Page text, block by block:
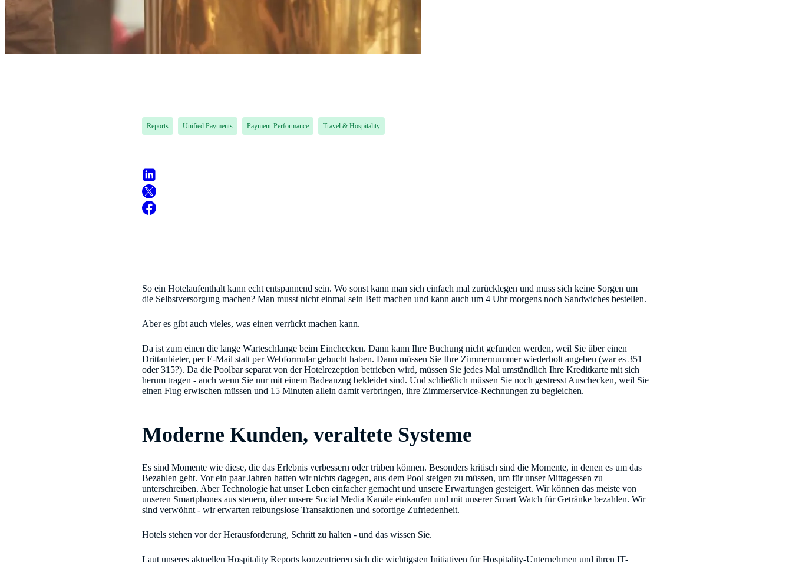
Reports Unified Payments Payment-Performance Travel & Hospitality
So ein Hotelaufenthalt kann echt entspannend sein. Wo sonst kann man sich einfach mal zurücklegen und muss sich keine Sorgen um
die Selbstversorgung machen? Man musst nicht einmal sein Bett machen und kann auch um 4 Uhr morgens noch Sandwiches bestellen.
Aber es gibt auch vieles, was einen verrückt machen kann.
Da ist zum einen die lange Warteschlange beim Einchecken. Dann kann Ihre Buchung nicht gefunden werden, weil Sie über einen
Drittanbieter, per E-Mail statt per Webformular gebucht haben. Dann müssen Sie Ihre Zimmernummer wiederholt angeben (war es 351
oder 315?). Da die Poolbar separat von der Hotelrezeption betrieben wird, müssen Sie jedes Mal umständlich Ihre Kreditkarte mit sich
herum tragen - auch wenn Sie nur mit einem Badeanzug bekleidet sind. Und schließlich müssen Sie noch gestresst Auschecken, weil Sie
einen Flug erwischen müssen und 15 Minuten allein damit verbringen, ihre Zimmerservice-Rechnungen zu begleichen.
Moderne Kunden, veraltete Systeme
Es sind Momente wie diese, die das Erlebnis verbessern oder trüben können. Besonders kritisch sind die Momente, in denen es um das
Bezahlen geht. Vor ein paar Jahren hatten wir nichts dagegen, aus dem Pool steigen zu müssen, um für unser Mittagessen zu
unterschreiben. Aber Technologie hat unser Leben einfacher gemacht und unsere Erwartungen gesteigert. Wir können das meiste von
unseren Smartphones aus steuern, über unsere Social Media Kanäle einkaufen und mit unserer Smart Watch für Getränke bezahlen. Wir
sind verwöhnt - wir erwarten reibungslose Transaktionen und sofortige Zufriedenheit.
Hotels stehen vor der Herausforderung, Schritt zu halten - und das wissen Sie.
Laut unseres aktuellen Hospitality Reports konzentrieren sich die wichtigsten Initiativen für Hospitality-Unternehmen und ihren IT-